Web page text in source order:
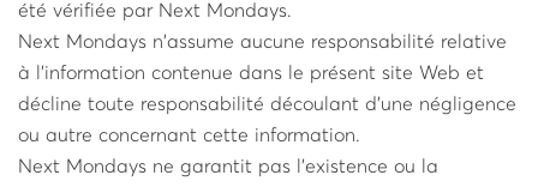
été vérifiée par Next Mondays.
Next Mondays n'assume aucune responsabilité relative
à l'information contenue dans le présent site Web et
décline toute responsabilité découlant d'une négligence
ou autre concernant cette information.
Next Mondays ne garantit pas l'existence ou la